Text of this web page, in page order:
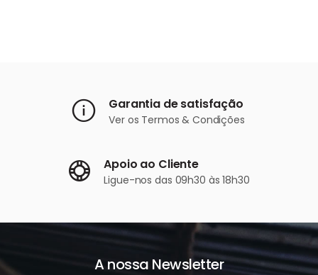
Garantia de satisfação
Ver os Termos & Condições
Apoio ao Cliente
Ligue-nos das 09h30 às 18h30
A nossa Newsletter